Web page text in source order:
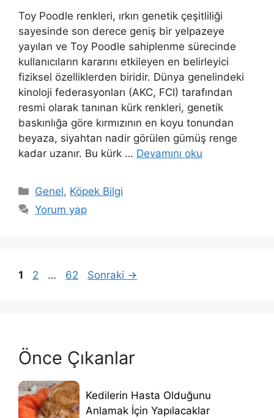
Toy Poodle renkleri, ırkın genetik çeşitliliği
sayesinde son derece geniş bir yelpazeye
yayılan ve Toy Poodle sahiplenme sürecinde
kullanıcıların kararını etkileyen en belirleyici
fiziksel özelliklerden biridir. Dünya genelindeki
kinoloji federasyonları (AKC, FCI) tarafından
resmi olarak tanınan kürk renkleri, genetik
baskınlığa göre kırmızının en koyu tonundan
beyaza, siyahtan nadir görülen gümüş renge
kadar uzanır. Bu kürk … Devamını oku
Kategoriler
Genel, Köpek Bilgi
Yorum yap
Sayfa
1 Sayfa
2 … Sayfa
62 Sonraki →
Önce Çıkanlar
Kedilerin Hasta Olduğunu
Anlamak İçin Yapılacaklar